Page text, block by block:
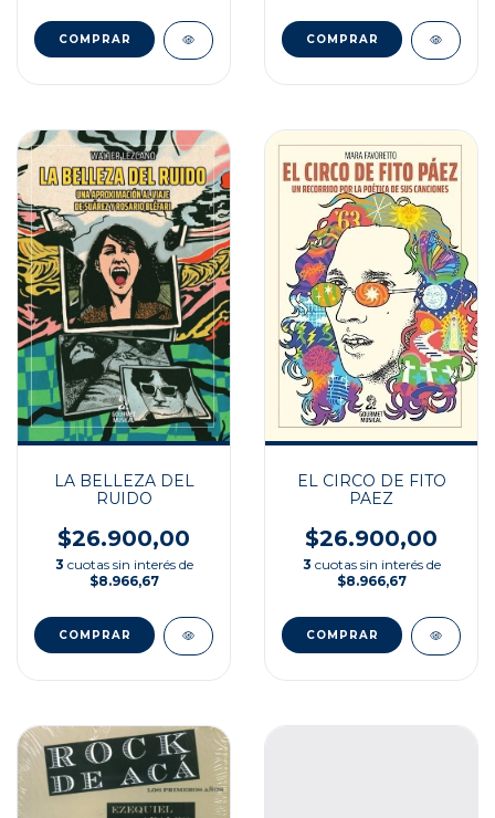
LA BELLEZA DEL
RUIDO
$26.900,00
3 cuotas sin interés de
$8.966,67
EL CIRCO DE FITO
PAEZ
$26.900,00
3 cuotas sin interés de
$8.966,67